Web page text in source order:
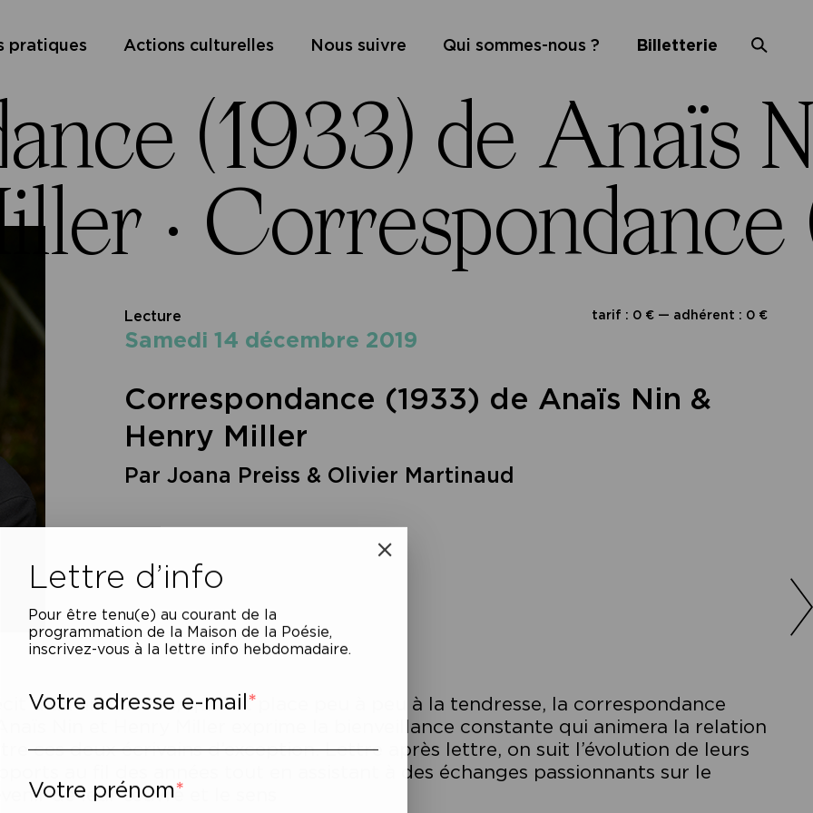
pratiques Actions culturelles Nous suivre Qui sommes-nous ? Billetterie
(1933) de Anaïs
·
tarif : 0 € — adhérent : 0 €
Lecture
samedi 14 décembre 2019
Correspondance (1933) de Anaïs Nin &
Henry Miller
Par Joana Preiss & Olivier Martinaud
d’un amour fou, qui fait place peu à peu à la tendresse, la correspondance
Nin et Henry Miller exprime la bienveillance constante qui animera la relation
ces deux écrivains d’exception. Lettre après lettre, on suit l’évolution de leurs
au fil des années tout en assistant à des échanges passionnants sur le
de leur œuvre et le sens
Lettre d’info
Pour être tenu(e) au courant de la
programmation de la Maison de la Poésie,
inscrivez-vous à la lettre info hebdomadaire.
Votre adresse e-mail
Votre prénom